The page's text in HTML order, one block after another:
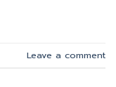
Leave a comment